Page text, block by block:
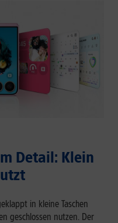
Detail: Klein
in kleine Taschen
geschlossen nutzen. Der